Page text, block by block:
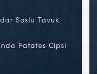
Soslu Tavuk
Patates Cipsi